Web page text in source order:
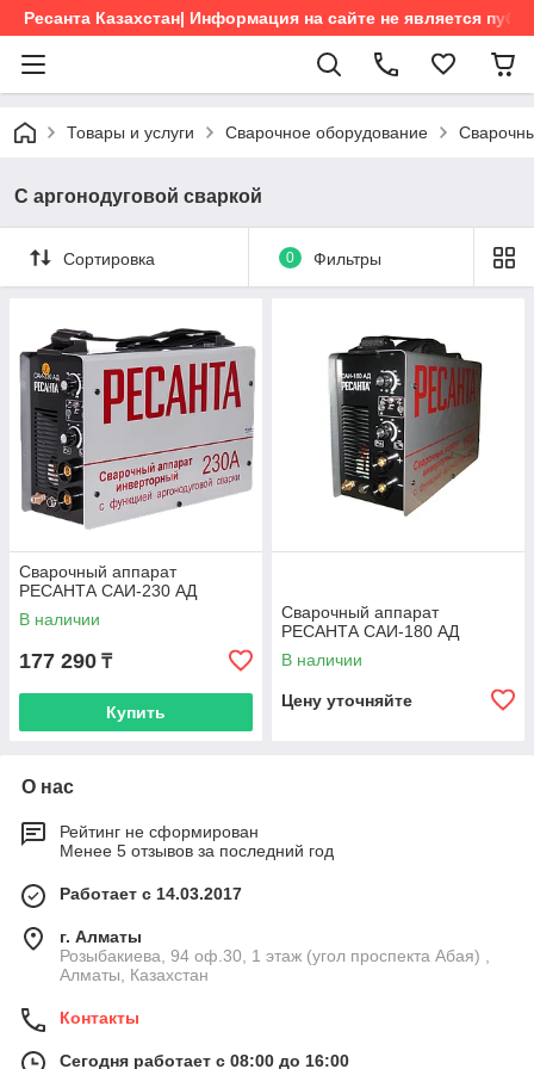
Ресанта Казахстан| Информация на сайте не является
Товары и услуги Сварочное оборудование
С аргонодуговой сваркой
Сортировка 0 Фильтры
Сварочный аппарат
РЕСАНТА САИ-230 АД
В наличии
177 290 ₸
Купить
Сварочный аппарат
РЕСАНТА САИ-180 АД
В наличии
Цену уточняйте
О нас
Рейтинг не сформирован
Менее 5 отзывов за последний год
Работает с 14.03.2017
г. Алматы
Розыбакиева, 94 оф.30, 1 этаж (угол проспекта Абая) ,
Алматы, Казахстан
Контакты
Сегодня работает с 08:00 до 16:00